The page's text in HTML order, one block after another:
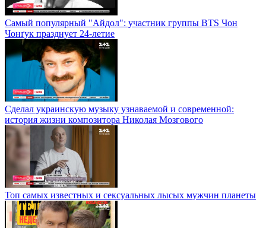
Самый популярный "Айдол": участник группы BTS Чон
Чонґук празднует 24-летие
Сделал украинскую музыку узнаваемой и современной:
история жизни композитора Николая Мозгового
Топ самых известных и сексуальных лысых мужчин планеты